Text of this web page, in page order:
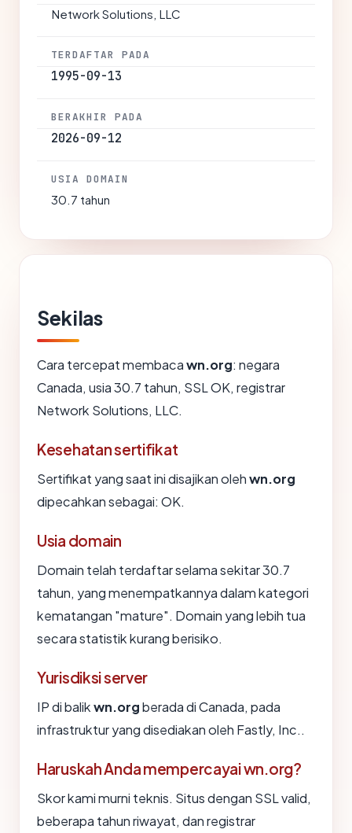
Network Solutions, LLC
TERDAFTAR PADA
1995-09-13
BERAKHIR PADA
2026-09-12
USIA DOMAIN
30.7 tahun
Sekilas
Cara tercepat membacawn.org: negara
Canada, usia 30.7 tahun, SSL OK, registrar
Network Solutions, LLC.
Kesehatan sertifikat
Sertifikat yang saat ini disajikan olehwn.org
dipecahkan sebagai: OK.
Usia domain
Domain telah terdaftar selama sekitar 30.7
tahun, yang menempatkannya dalam kategori
kematangan "mature". Domain yang lebih tua
secara statistik kurang berisiko.
Yurisdiksi server
IP di balikwn.orgberada di Canada, pada
infrastruktur yang disediakan oleh Fastly, Inc..
Haruskah Anda mempercayai wn.org?
Skor kami murni teknis. Situs dengan SSL valid,
beberapa tahun riwayat, dan registrar